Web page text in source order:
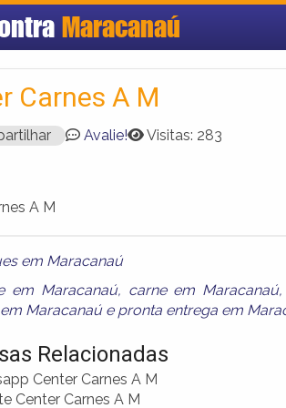
Maracanaú
Carnes A M
Avalie! Visitas: 283
A M
em Maracanaú
em Maracanaú, carne em Maracanaú
Maracanaúe pronta entrega em
Relacionadas
Center Carnes A M
Center Carnes A M